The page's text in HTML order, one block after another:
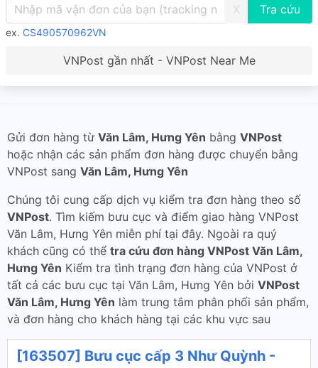
X
ex. CS490570962VN
VNPost gần nhất - VNPost Near Me
Gửi đơn hàng từ Văn Lâm, Hưng Yên bằng VNPost
hoặc nhận các sản phẩm đơn hàng được chuyển bằng
VNPost sang Văn Lâm, Hưng Yên
Chúng tôi cung cấp dịch vụ kiểm tra đơn hàng theo số
VNPost. Tìm kiếm bưu cục và điểm giao hàng VNPost
Văn Lâm, Hưng Yên miễn phí tại đây. Ngoài ra quý
khách cũng có thể tra cứu đơn hàng VNPost Văn Lâm,
Hưng Yên Kiểm tra tình trạng đơn hàng của VNPost ở
tất cả các bưu cục tại Văn Lâm, Hưng Yên bởi VNPost
Văn Lâm, Hưng Yên làm trung tâm phân phối sản phẩm,
và đơn hàng cho khách hàng tại các khu vực sau
[163507] Bưu cục cấp 3 Như Quỳnh -